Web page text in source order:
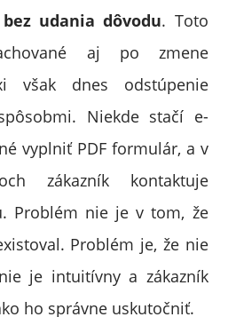
udania dôvodu. Toto
aj po zmene
však dnes odstúpenie
Niekde stačí e-
vyplniť PDF formulár, a v
zákazník kontaktuje
Problém nie je v tom, že
Problém je, že nie
je intuitívny a zákazník
ho správne uskutočniť.